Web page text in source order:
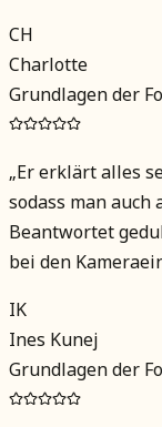
CH
Charlotte
Grundlagen der
„Er erklärt alles
sodass man
Beantwortet
bei den
IK
Ines Kunej
Grundlagen der